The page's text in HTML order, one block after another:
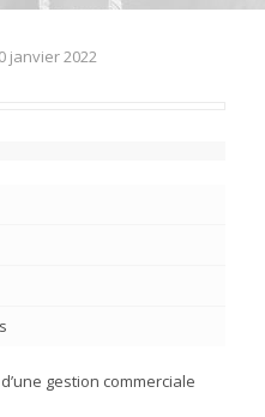
janvier 2022
gestion commerciale